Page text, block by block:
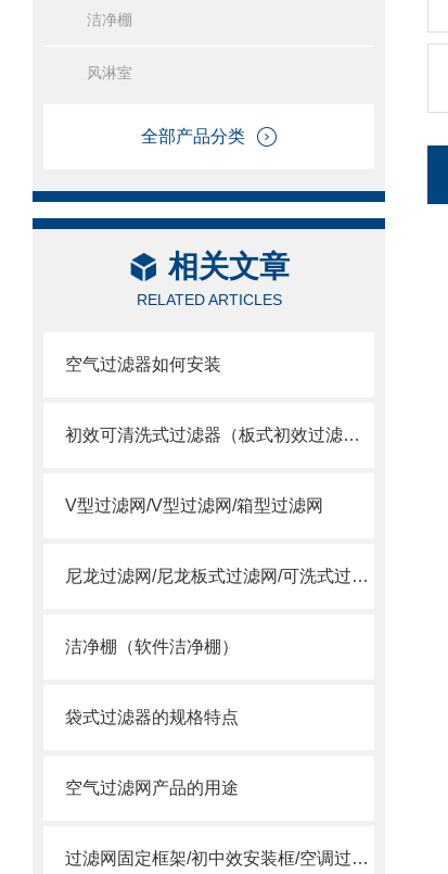
洁净棚
风淋室
全部产品分类
相关文章
RELATED ARTICLES
空气过滤器如何安装
初效可清洗式过滤器（板式初效过滤网）
V型过滤网/V型过滤网/箱型过滤网
尼龙过滤网/尼龙板式过滤网/可洗式过滤网
洁净棚（软件洁净棚）
袋式过滤器的规格特点
空气过滤网产品的用途
过滤网固定框架/初中效安装框/空调过滤网安装框